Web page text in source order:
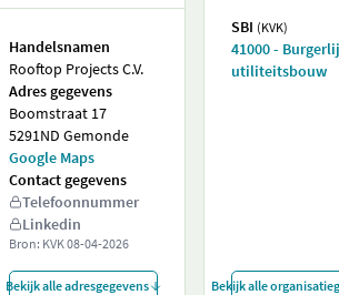
Handelsnamen
Rooftop Projects C.V.
Adres gegevens
Boomstraat 17
5291ND Gemonde
Google Maps
Contact gegevens
Telefoonnummer
Linkedin
Bron: KVK08-04-2026
Bekijk alle adresgegevens
SBI (KVK)
41000 -
utiliteitsbouw
Bekijk alle